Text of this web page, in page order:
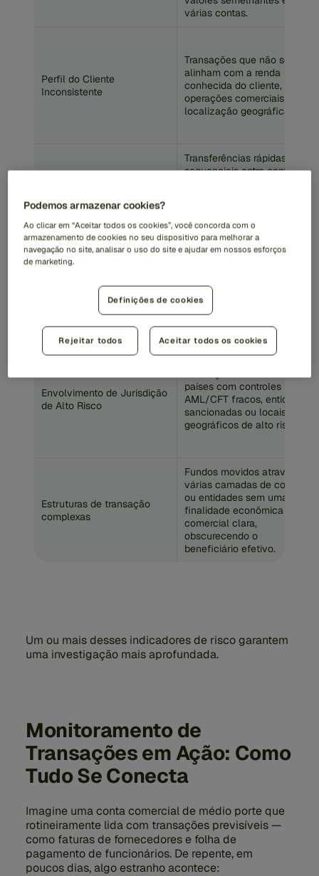
várias contas.
Perfil do Cliente
Inconsistente
Transações que não se
alinham com a renda
conhecida do cliente,
operações comerciais ou
localização geográfica.
Alta Velocidade
Transferências rápidas e
sequenciais entre contas,
a origem ou o destino dos
fundos (camuflagem).
Transações de Valor
exemplo, R$10,000,
R$50,000) pode indicar
atividade não comercial ou
estruturada.
Envolvimento de Jurisdição
de Alto Risco
países com controles
AML/CFT fracos, entidades
sancionadas ou locais
geográficos de alto risco.
Estruturas de transação
complexas
Fundos movidos através de
várias camadas de contas
ou entidades sem uma
finalidade econômica ou
comercial clara,
obscurecendo o
beneficiário efetivo.
Um ou mais desses indicadores de risco garantem
uma investigação mais aprofundada.
Monitoramento de
Transações em Ação: Como
Tudo Se Conecta
Imagine uma conta comercial de médio porte que
rotineiramente lida com transações previsíveis —
como faturas de fornecedores e folha de
pagamento de funcionários. De repente, em
poucos dias, algo estranho acontece:
Podemos armazenar cookies?
Ao clicar em “Aceitar todos os cookies”, você concorda com o
armazenamento de cookies no seu dispositivo para melhorar a
navegação no site, analisar o uso do site e ajudar em nossos esforços
de marketing.
Definições de cookies
Rejeitar todos Aceitar todos os cookies